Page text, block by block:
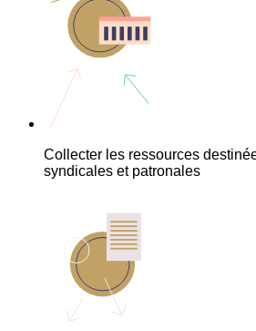
Collecter les ressources
syndicales et patronales